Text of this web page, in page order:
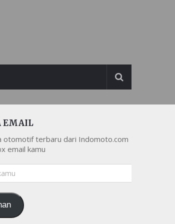
EMAIL
otomotif terbaru dari Indomoto.com
email kamu